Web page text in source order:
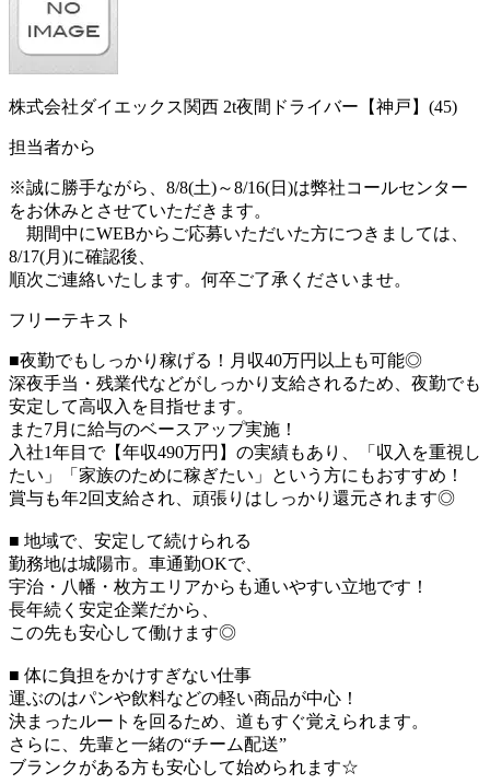
株式会社ダイエックス関西 2t夜間ドライバー【神戸】(45)
担当者から
※誠に勝手ながら、8/8(土)～8/16(日)は弊社コールセンター
をお休みとさせていただきます。
期間中にWEBからご応募いただいた方につきましては、
8/17(月)に確認後、
順次ご連絡いたします。何卒ご了承くださいませ。
フリーテキスト
■夜勤でもしっかり稼げる！月収40万円以上も可能◎
深夜手当・残業代などがしっかり支給されるため、夜勤でも
安定して高収入を目指せます。
また7月に給与のベースアップ実施！
入社1年目で【年収490万円】の実績もあり、「収入を重視し
たい」「家族のために稼ぎたい」という方にもおすすめ！
賞与も年2回支給され、頑張りはしっかり還元されます◎
■ 地域で、安定して続けられる
勤務地は城陽市。車通勤OKで、
宇治・八幡・枚方エリアからも通いやすい立地です！
長年続く安定企業だから、
この先も安心して働けます◎
■ 体に負担をかけすぎない仕事
運ぶのはパンや飲料などの軽い商品が中心！
決まったルートを回るため、道もすぐ覚えられます。
さらに、先輩と一緒の“チーム配送”
ブランクがある方も安心して始められます☆